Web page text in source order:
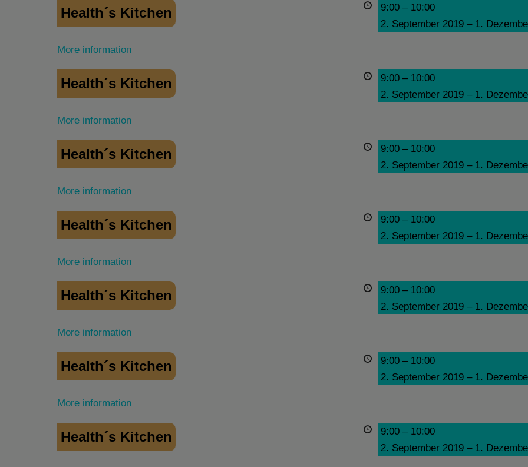
Health´s Kitchen 9:00 – 10:00
2. September 2019 – 1.
More information
Health´s Kitchen 9:00 – 10:00
2. September 2019 – 1.
More information
Health´s Kitchen 9:00 – 10:00
2. September 2019 – 1.
More information
Health´s Kitchen 9:00 – 10:00
2. September 2019 – 1.
More information
Health´s Kitchen 9:00 – 10:00
2. September 2019 – 1.
More information
Health´s Kitchen 9:00 – 10:00
2. September 2019 – 1.
More information
Health´s Kitchen 9:00 – 10:00
2. September 2019 – 1.